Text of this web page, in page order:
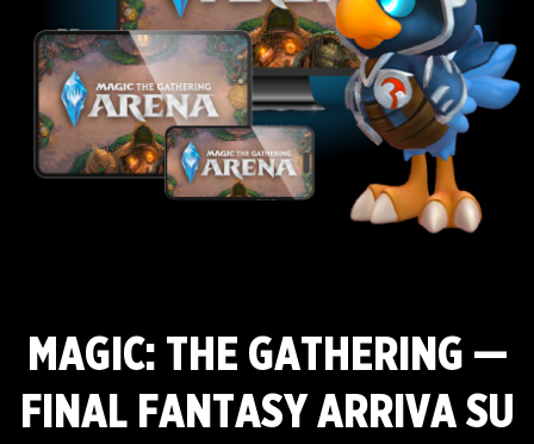
MAGIC: THE GATHERING —
FINAL FANTASY ARRIVA SU